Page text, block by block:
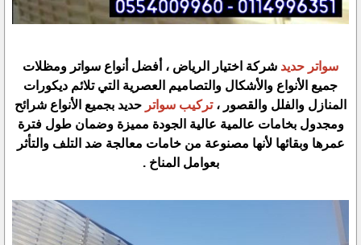
سواتر حديد شركة اختيار الرياض ، أفضل أنواع سواتر ومظلات
جميع الأنواع والأشكال والتصاميم العصرية التي تلائم ديكورات
المنازل والفلل والقصور ،تركيب سواتر حديد بجميع الأنواع شرائح
ومجدول بخامات عالمية عالية الجودة مميزة وضمان طول فترة
عمرها وبقائها لأنها مصنوعة من خامات معالجة ضد التلف والتأثر
بعوامل المناخ .